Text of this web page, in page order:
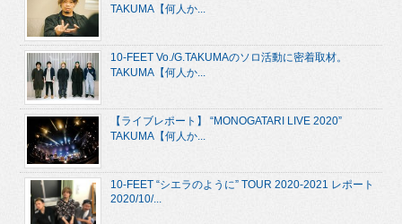
TAKUMA【何人か...
10-FEET Vo./G.TAKUMAのソロ活動に密着取材。
TAKUMA【何人か...
【ライブレポート】 “MONOGATARI LIVE 2020”
TAKUMA【何人か...
10-FEET “シエラのように” TOUR 2020-2021 レポート
2020/10/...